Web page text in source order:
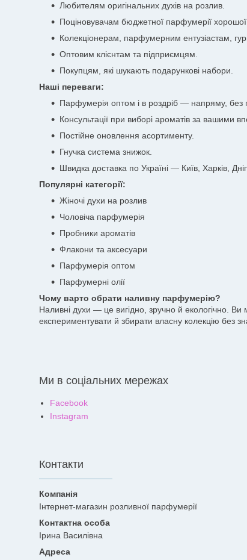
Любителям оригінальних духів на розлив.
Поціновувачам бюджетної парфумерії хорошої
Колекціонерам, парфумерним ентузіастам,
Оптовим клієнтам та підприємцям.
Покупцям, які шукають подарункові набори.
Наші переваги:
Парфумерія оптом і в роздріб — напряму, без
Консультації при виборі ароматів за вашими
Постійне оновлення асортименту.
Гнучка система знижок.
Швидка доставка по Україні — Київ, Харків,
Популярні категорії:
Жіночі духи на розлив
Чоловіча парфумерія
Пробники ароматів
Флакони та аксесуари
Парфумерія оптом
Парфумерні олії
Чому варто обрати наливну парфумерію?
Наливні духи — це вигідно, зручно й екологічно.
експериментувати й збирати власну колекцію без
Ми в соціальних мережах
Facebook
Instagram
Контакти
Інтернет-магазин розливної парфумерії
Ірина Василівна